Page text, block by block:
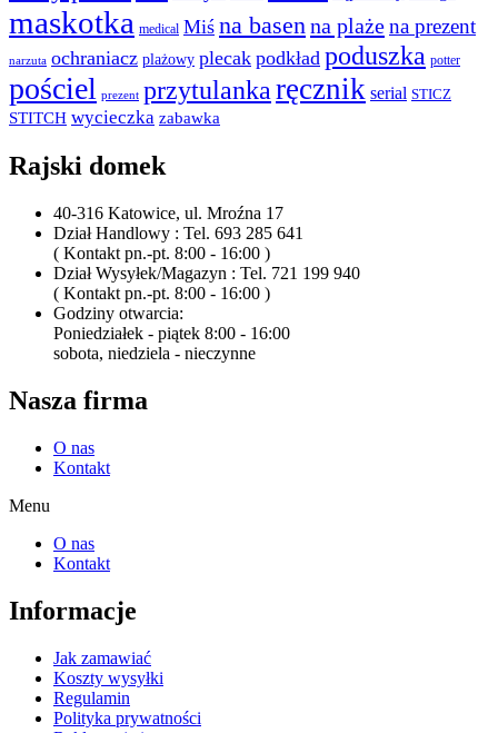
maskotka medical Miś na basenna plażena prezent
narzuta ochraniacz plażowy plecak podkład poduszka potter
pościel prezent przytulankaręcznik serial STICZ
STITCH wycieczka zabawka
Rajski domek
40-316 Katowice, ul. Mroźna 17
Dział Handlowy : Tel. 693 285 641
( Kontakt pn.-pt. 8:00 - 16:00 )
Dział Wysyłek/Magazyn : Tel. 721 199 940
( Kontakt pn.-pt. 8:00 - 16:00 )
Godziny otwarcia:
Poniedziałek - piątek 8:00 - 16:00
sobota, niedziela - nieczynne
Nasza firma
O nas
Kontakt
Menu
O nas
Kontakt
Informacje
Jak zamawiać
Koszty wysyłki
Regulamin
Polityka prywatności